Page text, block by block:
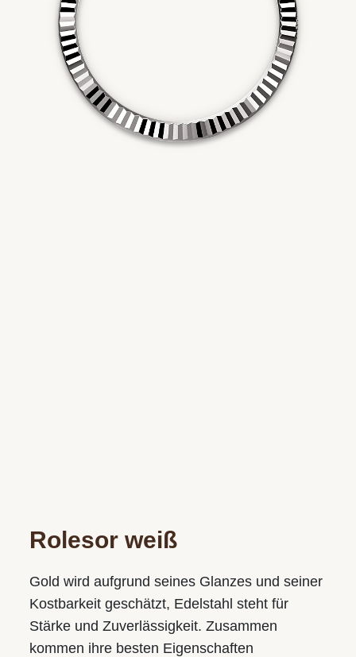
Rolesor weiß
Gold wird aufgrund seines Glanzes und seiner
Kostbarkeit geschätzt, Edelstahl steht für
Stärke und Zuverlässigkeit. Zusammen
kommen ihre besten Eigenschaften
und vereinbaren gerne auch einen persönlichen
Juwelier S.M.WILD
Im Palais Kaufmännischer Verein
Landstraße 49, 4020 Linz